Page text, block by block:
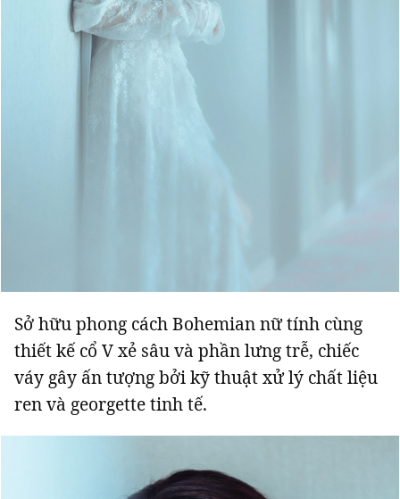
Sở hữu phong cách Bohemian nữ tính cùng
thiết kế cổ V xẻ sâu và phần lưng trễ, chiếc
váy gây ấn tượng bởi kỹ thuật xử lý chất liệu
ren và georgette tinh tế.